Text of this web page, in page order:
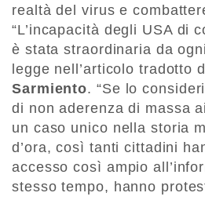
realtà del virus e
“L’incapacità degli USA di
è stata straordinaria da
legge nell’articolo tradotto
Sarmiento. “Se lo
di non aderenza di massa
un caso unico nella storia
d’ora, così tanti cittadini
accesso così ampio
stesso tempo, hanno